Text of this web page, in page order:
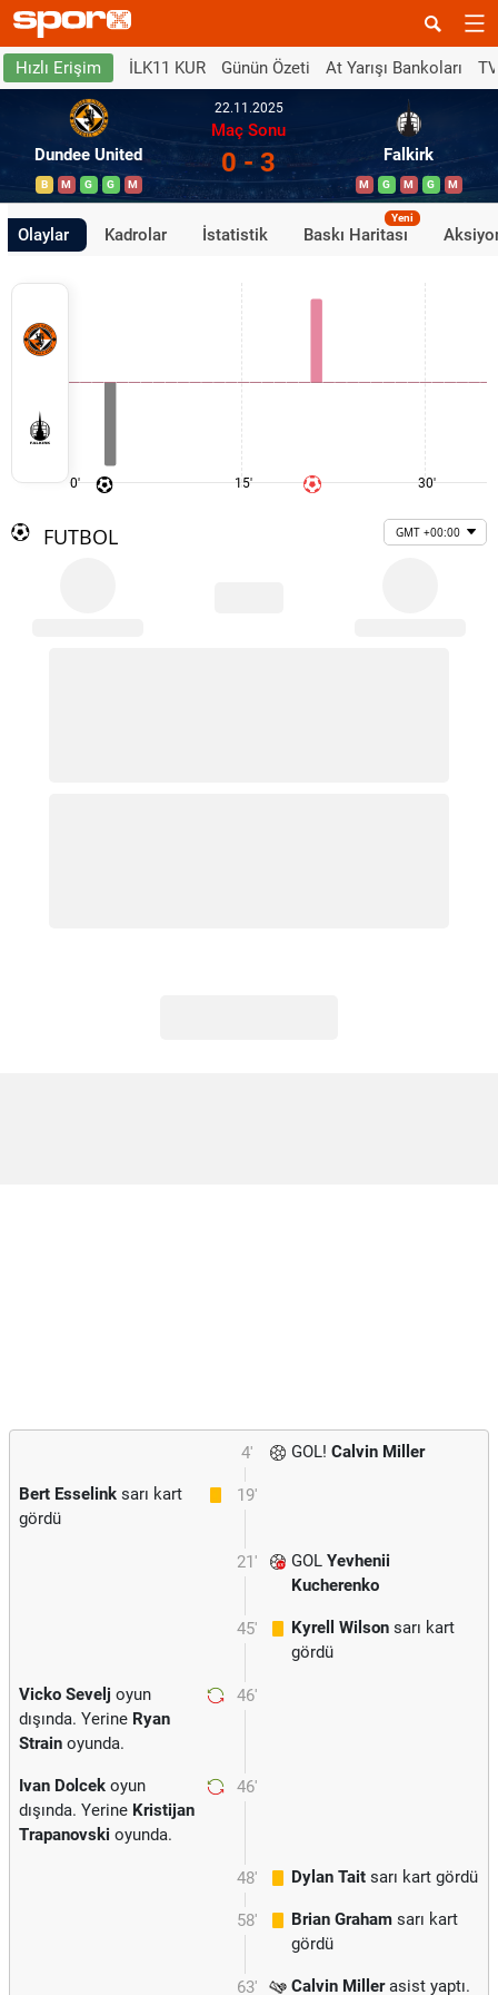
Hızlı Erişim İLK11 KUR Günün Özeti At Yarışı Bankoları
Dundee United
B M G G M
22.11.2025
Maç Sonu
0 - 3 Falkirk
M G M G M
Olaylar Kadrolar İstatistik Baskı Haritası
Yeni
0' 15' 30'
FUTBOL GMT +00:00
4' GOL! Calvin Miller
19'
Bert Esselink sarı kart
gördü
21' GOL Yevhenii
Kucherenko
45' Kyrell Wilson sarı kart
gördü
46'
Vicko Sevelj oyun
dışında. Yerine Ryan
Strain oyunda.
46'
Ivan Dolcek oyun
dışında. Yerine Kristijan
Trapanovski oyunda.
48' Dylan Tait sarı kart gördü
58' Brian Graham sarı kart
gördü
63' Calvin Millerasist yaptı.